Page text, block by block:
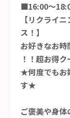
■16:00～
【リクライ
ス！】
お好きなお時
！！超お得
★何度でもお
す★
ご褒美や身